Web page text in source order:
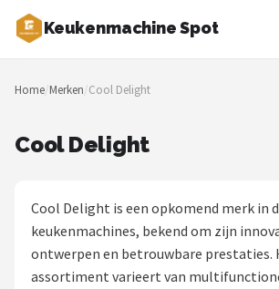
Keukenmachine Spot
Zoeken
NAVIGATIE
Blog
MasterChef
Home/Merken/Cool Delight
Cool Delight
Cool Delight is een opkomend merk in
keukenmachines, bekend om zijn
ontwerpen en betrouwbare prestaties.
assortiment varieert van